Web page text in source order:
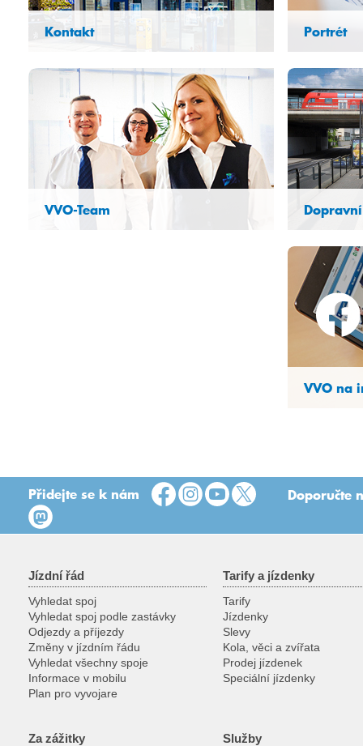
Kontakt
VVO-Team
Portrét
Was
Seit wann
VVO na
Přidejte se k nám Doporučte
Jízdní řád
Vyhledat spoj
Vyhledat spoj podle zastávky
Odjezdy a příjezdy
Změny v jízdním řádu
Vyhledat všechny spoje
Informace v mobilu
Plan pro vyvojare
Tarify a jízdenky
Tarify
Jízdenky
Slevy
Kola, věci a zvířata
Prodej jízdenek
Speciální jízdenky
Za zážitky Služby